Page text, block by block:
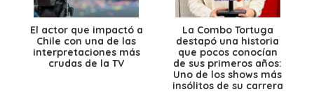
El actor que impactó a
Chile con una de las
interpretaciones más
crudas de la TV
La Combo Tortuga
destapó una historia
que pocos conocían
de sus primeros años:
Uno de los shows más
insólitos de su carrera